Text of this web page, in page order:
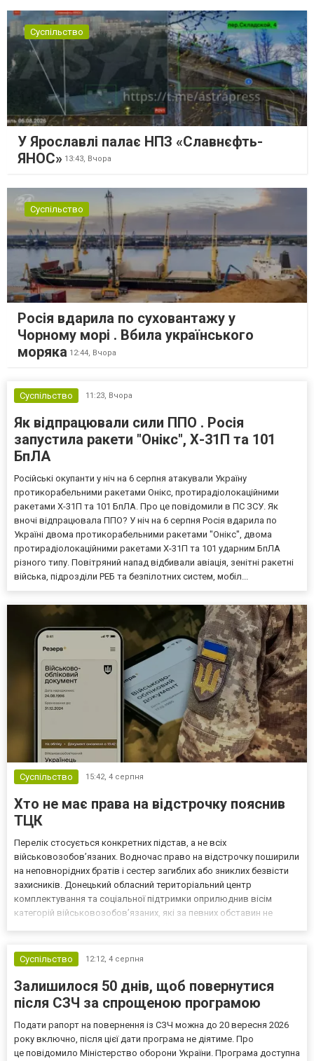
Суспільство
У Ярославлі палає НПЗ «Славнєфть-
ЯНОС» 13:43, Вчора
Суспільство
Росія вдарила по суховантажу у
Чорному морі . Вбила українського
моряка 12:44, Вчора
Суспільство 11:23, Вчора
Як відпрацювали сили ППО . Росія
запустила ракети "Онікс", Х-31П та 101
БпЛА
Російські окупанти у ніч на 6 серпня атакували Україну
протикорабельними ракетами Онікс, протирадіолокаційними
ракетами Х-31П та 101 БпЛА. Про це повідомили в ПС ЗСУ. Як
вночі відпрацювала ППО? У ніч на 6 серпня Росія вдарила по
Україні двома протикорабельними ракетами "Онікс", двома
протирадіолокаційними ракетами Х-31П та 101 ударним БпЛА
різного типу. Повітряний напад відбивали авіація, зенітні ракетні
війська, підрозділи РЕБ та безпілотних систем, мобіл...
Суспільство 15:42, 4 серпня
Хто не має права на відстрочку пояснив
ТЦК
Перелік стосується конкретних підстав, а не всіх
військовозобов’язаних. Водночас право на відстрочку поширили
на неповнорідних братів і сестер загиблих або зниклих безвісти
захисників. Донецький обласний територіальний центр
комплектування та соціальної підтримки оприлюднив вісім
категорій військовозобов’язаних, які за певних обставин не
Суспільство
12:12, 4 серпня
Залишилося 50 днів, щоб повернутися
після СЗЧ за спрощеною програмою
Подати рапорт на повернення із СЗЧ можна до 20 вересня 2026
року включно, після цієї дати програма не діятиме. Про
це повідомило Міністерство оборони України. Програма доступна